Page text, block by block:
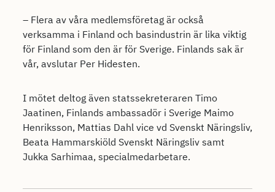
– Flera av våra medlemsföretag är också
verksamma i Finland och basindustrin är lika viktig
för Finland som den är för Sverige. Finlands sak är
vår, avslutar Per Hidesten.
I mötet deltog även statssekreteraren Timo
Jaatinen, Finlands ambassadör i Sverige Maimo
Henriksson, Mattias Dahl vice vd Svenskt Näringsliv,
Beata Hammarskiöld Svenskt Näringsliv samt
Jukka Sarhimaa, specialmedarbetare.